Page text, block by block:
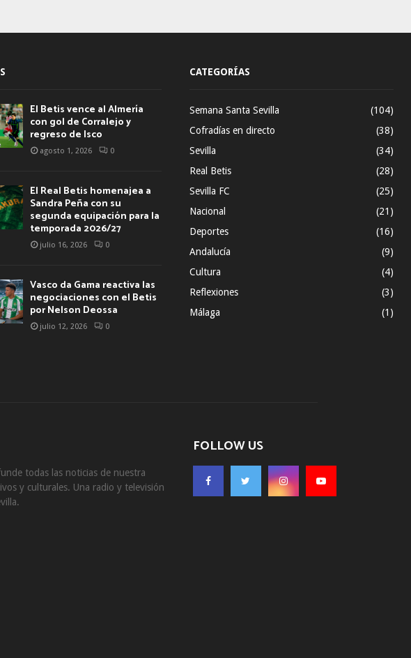
El Betis vence al Almería
con gol de Corralejo y
regreso de Isco
agosto 1, 2026 0
El Real Betis homenajea a
Sandra Peña con su
segunda equipación para la
temporada 2026/27
julio 16, 2026 0
Vasco da Gama reactiva las
negociaciones con el Betis
por Nelson Deossa
julio 12, 2026 0
CATEGORÍAS
Semana Santa Sevilla
(104)
Cofradías en directo
(38)
Sevilla
(34)
Real Betis
(28)
Sevilla FC
(25)
Nacional
(21)
Deportes
(16)
Andalucía
(9)
Cultura
(4)
Reflexiones
(3)
Málaga
(1)
todas las noticias de nuestra
y culturales. Una radio y televisión
FOLLOW US